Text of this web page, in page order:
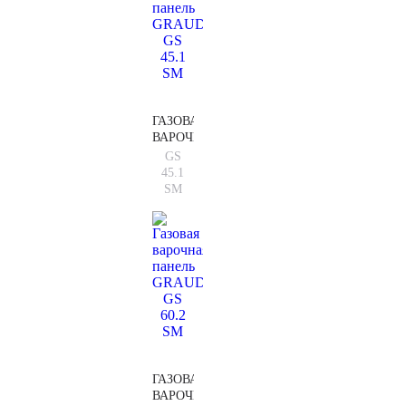
ГАЗОВАЯ
ВАРОЧНАЯ
ПАНЕЛЬ
GRAUDE
GS
SM
GS
45.1
SM
ГАЗОВАЯ
ВАРОЧНАЯ